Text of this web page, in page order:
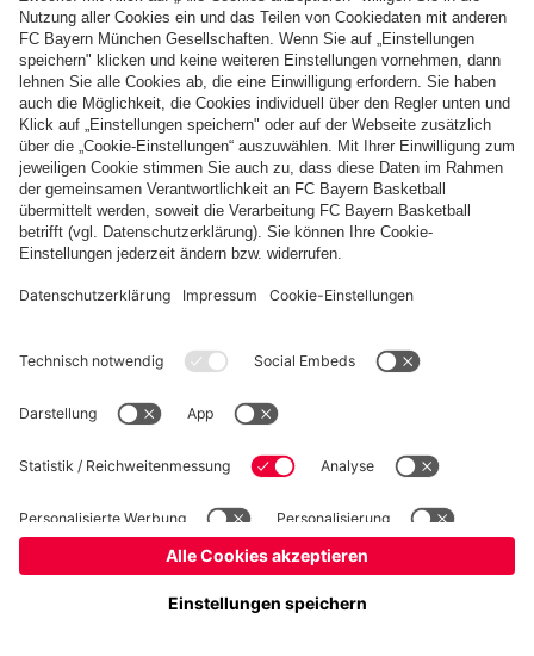
Basketball Frauen Handball Schach Schiedsrichter
Seniorenfußball
Tischtennis
Impressum Datenschutz Nutzungsbedingungen Barrierefreiheit